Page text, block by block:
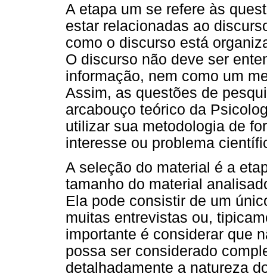
A etapa um se refere às
estar relacionadas ao
como o discurso está
O discurso não deve ser
informação, nem como um
Assim, as questões de
arcabouço teórico da
utilizar sua metodologia de
interesse ou problema
A seleção do material é a
tamanho do material
Ela pode consistir de um
muitas entrevistas ou,
importante é considerar que
possa ser considerado
detalhadamente a natureza